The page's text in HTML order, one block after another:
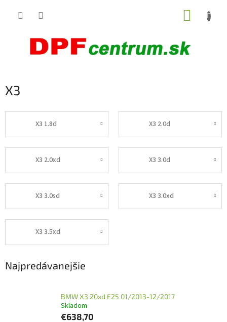
X3
X3 1.8d X3 2.0d
X3 2.0xd X3 3.0d
X3 3.0sd X3 3.0xd
X3 3.5xd
Najpredávanejšie
BMW X3 20xd F25 01/2013-12/2017
Skladom
€638,70